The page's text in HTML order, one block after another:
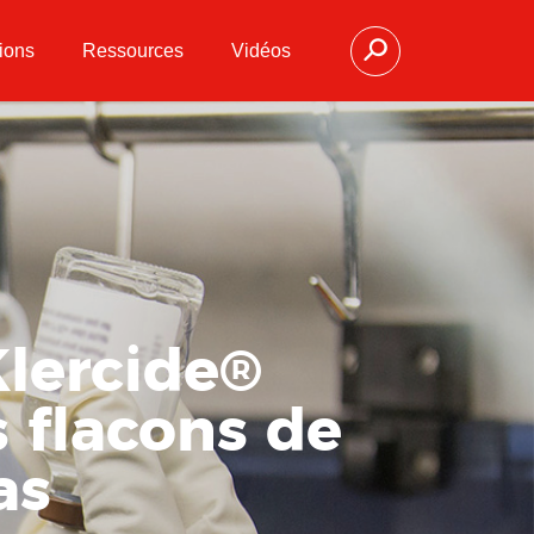
Ressources Vidéos
flacons de